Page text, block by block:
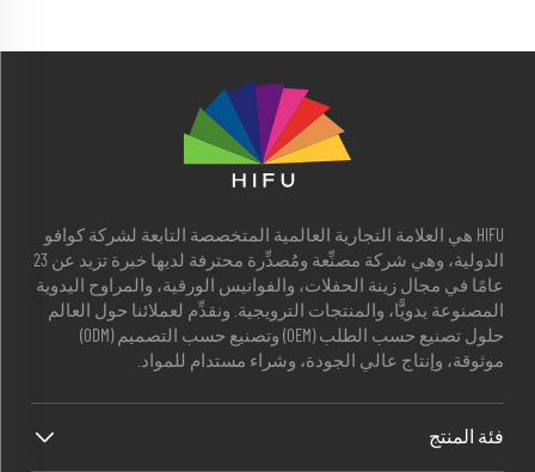
HIFU هي العلامة التجارية العالمية المتخصصة التابعة لشركة كوافو
الدولية، وهي شركة مصنِّعة ومُصدِّرة محترفة لديها خبرة تزيد عن 23
عامًا في مجال زينة الحفلات، والفوانيس الورقية، والمراوح اليدوية
المصنوعة يدويًّا، والمنتجات الترويجية. ونقدِّم لعملائنا حول العالم
حلول تصنيع حسب الطلب (OEM) وتصنيع حسب التصميم (ODM)
موثوقة، وإنتاج عالي الجودة، وشراء مستدام للمواد.
فئة المنتج